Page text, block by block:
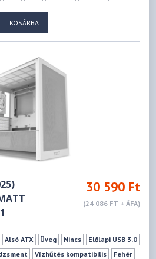
KOSÁRBA
30 590 Ft
(24 086 FT + ÁFA)
Alsó ATX Üveg Nincs
Előlapi USB 3.0
Vízhűtés kompatibilis
Fehér